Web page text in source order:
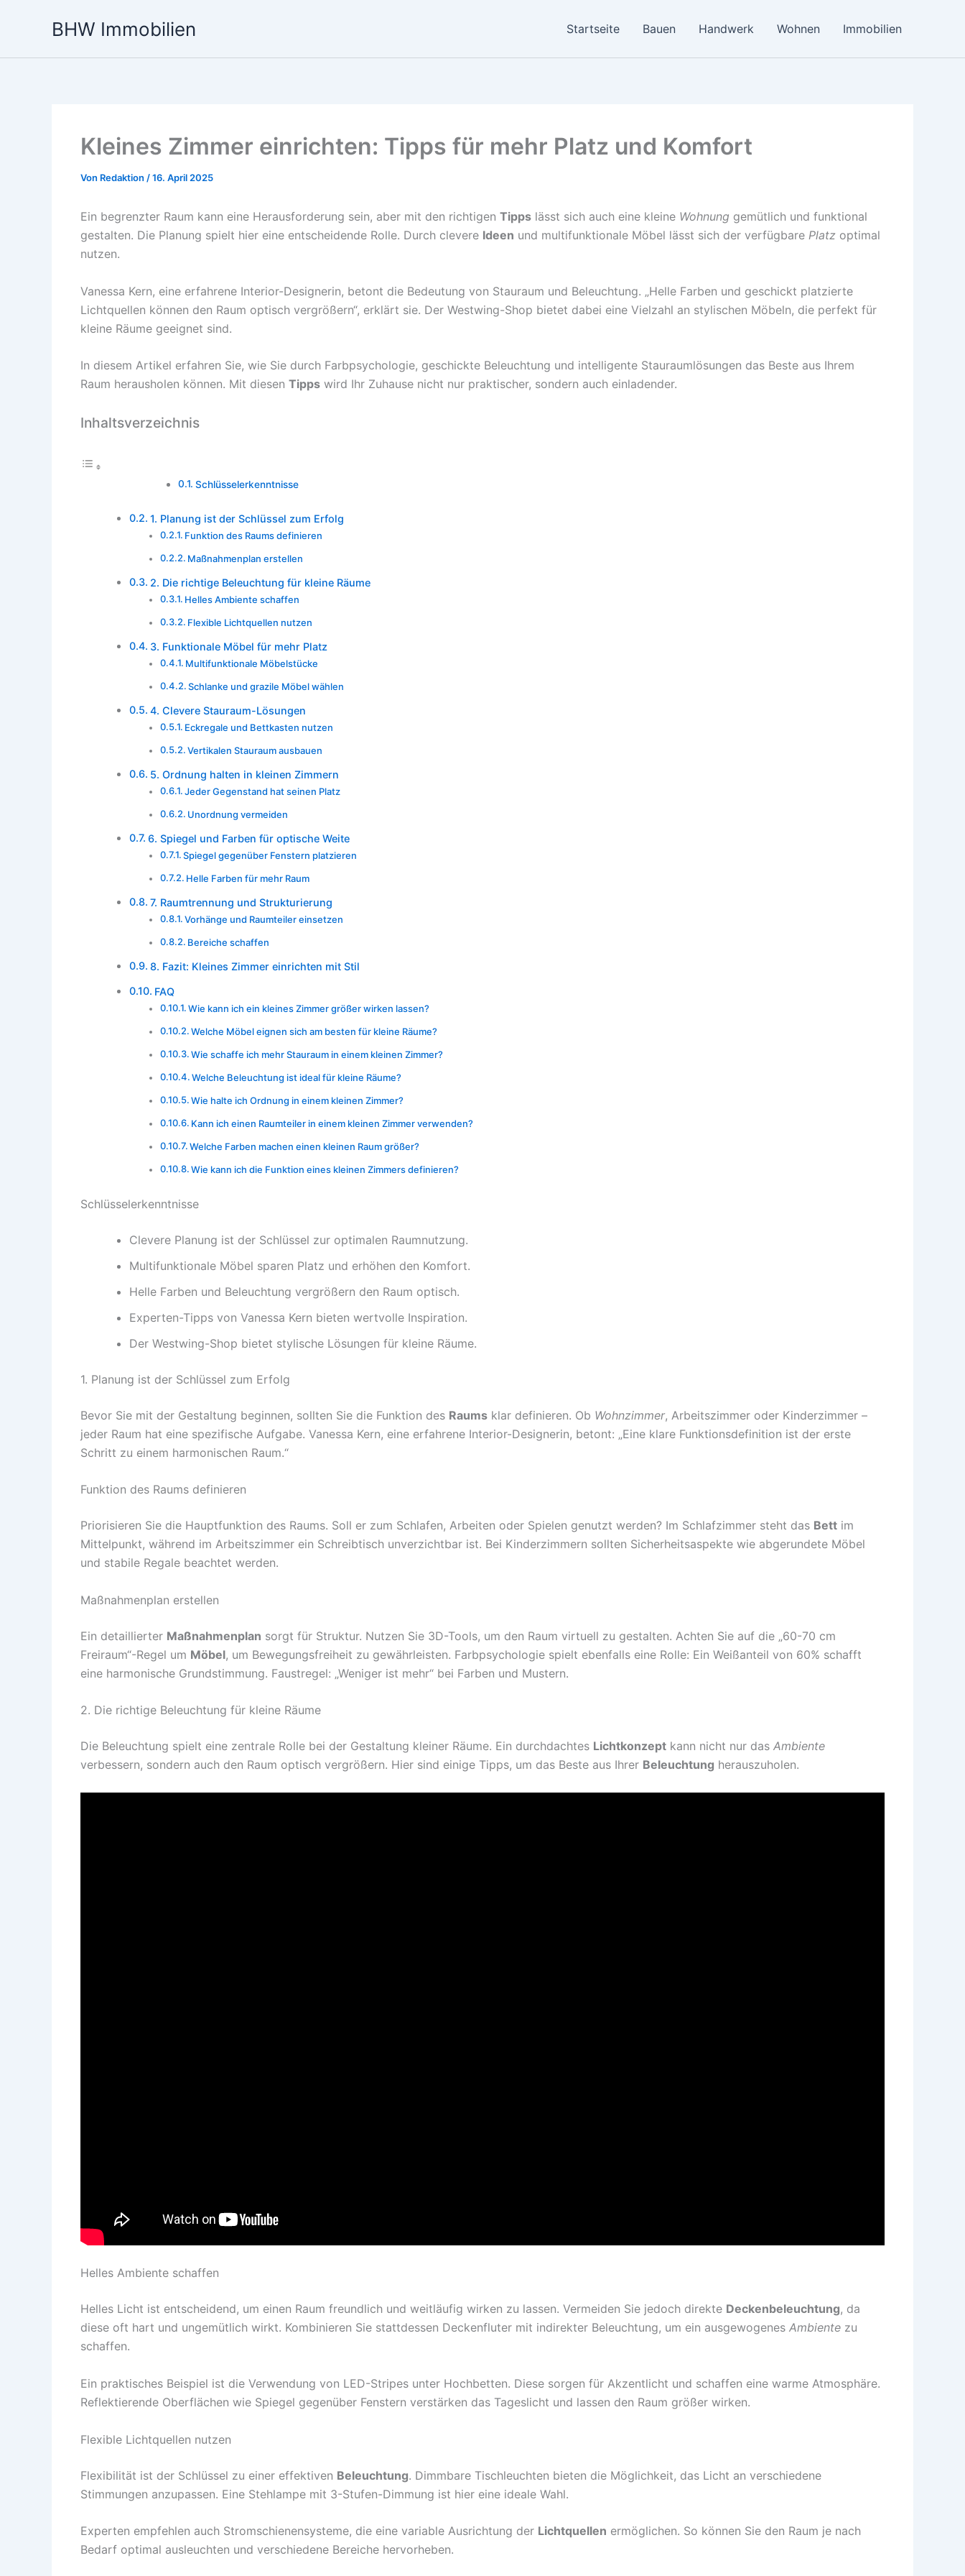
BHW Immobilien Startseite Bauen Handwerk Wohnen Immobilien
Kleines Zimmer einrichten: Tipps für mehr Platz und Komfort
Von Redaktion /16. April 2025
Ein begrenzter Raum kann eine Herausforderung sein, aber mit den richtigen Tipps lässt sich auch eine kleine Wohnung gemütlich und funktional
gestalten. Die Planung spielt hier eine entscheidende Rolle. Durch clevere Ideen und multifunktionale Möbel lässt sich der verfügbare Platz optimal
nutzen.
Vanessa Kern, eine erfahrene Interior-Designerin, betont die Bedeutung von Stauraum und Beleuchtung. „Helle Farben und geschickt platzierte
Lichtquellen können den Raum optisch vergrößern“, erklärt sie. Der Westwing-Shop bietet dabei eine Vielzahl an stylischen Möbeln, die perfekt für
kleine Räume geeignet sind.
In diesem Artikel erfahren Sie, wie Sie durch Farbpsychologie, geschickte Beleuchtung und intelligente Stauraumlösungen das Beste aus Ihrem
Raum herausholen können. Mit diesen Tipps wird Ihr Zuhause nicht nur praktischer, sondern auch einladender.
Inhaltsverzeichnis
Schlüsselerkenntnisse
1. Planung ist der Schlüssel zum Erfolg
Funktion des Raums definieren
Maßnahmenplan erstellen
2. Die richtige Beleuchtung für kleine Räume
Helles Ambiente schaffen
Flexible Lichtquellen nutzen
3. Funktionale Möbel für mehr Platz
Multifunktionale Möbelstücke
Schlanke und grazile Möbel wählen
4. Clevere Stauraum-Lösungen
Eckregale und Bettkasten nutzen
Vertikalen Stauraum ausbauen
5. Ordnung halten in kleinen Zimmern
Jeder Gegenstand hat seinen Platz
Unordnung vermeiden
6. Spiegel und Farben für optische Weite
Spiegel gegenüber Fenstern platzieren
Helle Farben für mehr Raum
7. Raumtrennung und Strukturierung
Vorhänge und Raumteiler einsetzen
Bereiche schaffen
8. Fazit: Kleines Zimmer einrichten mit Stil
FAQ
Wie kann ich ein kleines Zimmer größer wirken lassen?
Welche Möbel eignen sich am besten für kleine Räume?
Wie schaffe ich mehr Stauraum in einem kleinen Zimmer?
Welche Beleuchtung ist ideal für kleine Räume?
Wie halte ich Ordnung in einem kleinen Zimmer?
Kann ich einen Raumteiler in einem kleinen Zimmer verwenden?
Welche Farben machen einen kleinen Raum größer?
Wie kann ich die Funktion eines kleinen Zimmers definieren?
Schlüsselerkenntnisse
Clevere Planung ist der Schlüssel zur optimalen Raumnutzung.
Multifunktionale Möbel sparen Platz und erhöhen den Komfort.
Helle Farben und Beleuchtung vergrößern den Raum optisch.
Experten-Tipps von Vanessa Kern bieten wertvolle Inspiration.
Der Westwing-Shop bietet stylische Lösungen für kleine Räume.
1. Planung ist der Schlüssel zum Erfolg
Bevor Sie mit der Gestaltung beginnen, sollten Sie die Funktion des Raums klar definieren. Ob Wohnzimmer, Arbeitszimmer oder Kinderzimmer –
jeder Raum hat eine spezifische Aufgabe. Vanessa Kern, eine erfahrene Interior-Designerin, betont: „Eine klare Funktionsdefinition ist der erste
Schritt zu einem harmonischen Raum.“
Funktion des Raums definieren
Priorisieren Sie die Hauptfunktion des Raums. Soll er zum Schlafen, Arbeiten oder Spielen genutzt werden? Im Schlafzimmer steht das Bett im
Mittelpunkt, während im Arbeitszimmer ein Schreibtisch unverzichtbar ist. Bei Kinderzimmern sollten Sicherheitsaspekte wie abgerundete Möbel
und stabile Regale beachtet werden.
Maßnahmenplan erstellen
Ein detaillierter Maßnahmenplan sorgt für Struktur. Nutzen Sie 3D-Tools, um den Raum virtuell zu gestalten. Achten Sie auf die „60-70 cm
Freiraum“-Regel um Möbel, um Bewegungsfreiheit zu gewährleisten. Farbpsychologie spielt ebenfalls eine Rolle: Ein Weißanteil von 60% schafft
eine harmonische Grundstimmung. Faustregel: „Weniger ist mehr“ bei Farben und Mustern.
2. Die richtige Beleuchtung für kleine Räume
Die Beleuchtung spielt eine zentrale Rolle bei der Gestaltung kleiner Räume. Ein durchdachtes Lichtkonzept kann nicht nur das Ambiente
verbessern, sondern auch den Raum optisch vergrößern. Hier sind einige Tipps, um das Beste aus Ihrer Beleuchtung herauszuholen.
Helles Ambiente schaffen
Helles Licht ist entscheidend, um einen Raum freundlich und weitläufig wirken zu lassen. Vermeiden Sie jedoch direkte Deckenbeleuchtung, da
diese oft hart und ungemütlich wirkt. Kombinieren Sie stattdessen Deckenfluter mit indirekter Beleuchtung, um ein ausgewogenes Ambiente zu
schaffen.
Ein praktisches Beispiel ist die Verwendung von LED-Stripes unter Hochbetten. Diese sorgen für Akzentlicht und schaffen eine warme Atmosphäre.
Reflektierende Oberflächen wie Spiegel gegenüber Fenstern verstärken das Tageslicht und lassen den Raum größer wirken.
Flexible Lichtquellen nutzen
Flexibilität ist der Schlüssel zu einer effektiven Beleuchtung. Dimmbare Tischleuchten bieten die Möglichkeit, das Licht an verschiedene
Stimmungen anzupassen. Eine Stehlampe mit 3-Stufen-Dimmung ist hier eine ideale Wahl.
Experten empfehlen auch Stromschienensysteme, die eine variable Ausrichtung der Lichtquellen ermöglichen. So können Sie den Raum je nach
Bedarf optimal ausleuchten und verschiedene Bereiche hervorheben.